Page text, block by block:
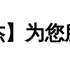
为您